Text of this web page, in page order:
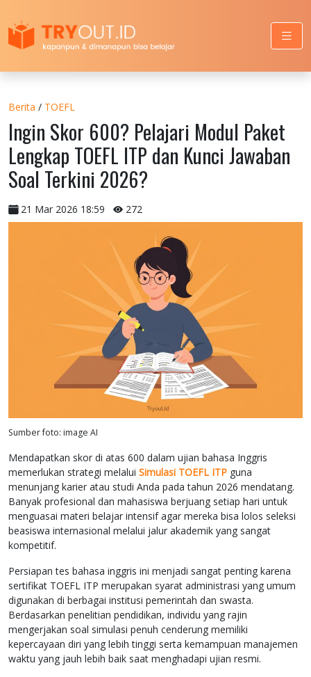
Berita / TOEFL
Ingin Skor 600? Pelajari Modul Paket
Lengkap TOEFL ITP dan Kunci Jawaban
Soal Terkini 2026?
21 Mar 2026 18:59 272
Sumber foto: image AI
Mendapatkan skor di atas 600 dalam ujian bahasa Inggris
memerlukan strategi melalui Simulasi TOEFL ITP guna
menunjang karier atau studi Anda pada tahun 2026 mendatang.
Banyak profesional dan mahasiswa berjuang setiap hari untuk
menguasai materi belajar intensif agar mereka bisa lolos seleksi
beasiswa internasional melalui jalur akademik yang sangat
kompetitif.
Persiapan tes bahasa inggris ini menjadi sangat penting karena
sertifikat TOEFL ITP merupakan syarat administrasi yang umum
digunakan di berbagai institusi pemerintah dan swasta.
Berdasarkan penelitian pendidikan, individu yang rajin
mengerjakan soal simulasi penuh cenderung memiliki
kepercayaan diri yang lebih tinggi serta kemampuan manajemen
waktu yang jauh lebih baik saat menghadapi ujian resmi.